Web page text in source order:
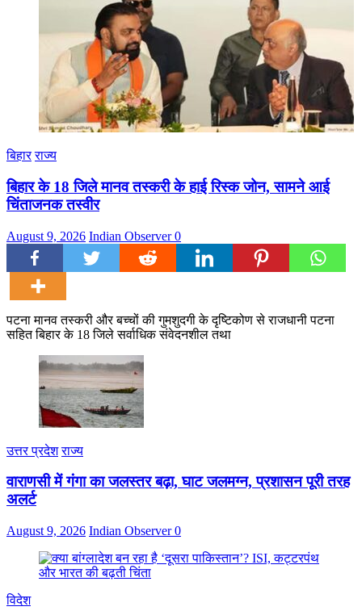
बिहार राज्य
बिहार के 18 जिले मानव तस्करी के हाई रिस्क जोन, सामने आई
चिंताजनक तस्वीर
August 9, 2026 Indian Observer0
पटना मानव तस्करी और बच्चों की गुमशुदगी के दृष्टिकोण से राजधानी पटना
सहित बिहार के 18 जिले सर्वाधिक संवेदनशील तथा
उत्तर प्रदेश राज्य
वाराणसी में गंगा का जलस्तर बढ़ा, घाट जलमग्न, प्रशासन पूरी तरह
अलर्ट
August 9, 2026 Indian Observer0
विदेश